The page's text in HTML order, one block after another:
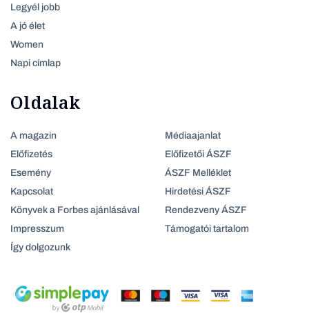
Legyél jobb
A jó élet
Women
Napi címlap
Oldalak
A magazin
Előfizetés
Esemény
Kapcsolat
Könyvek a Forbes ajánlásával
Impresszum
Így dolgozunk
Médiaajanlat
Előfizetői ÁSZF
ÁSZF Melléklet
Hirdetési ÁSZF
Rendezveny ÁSZF
Támogatói tartalom